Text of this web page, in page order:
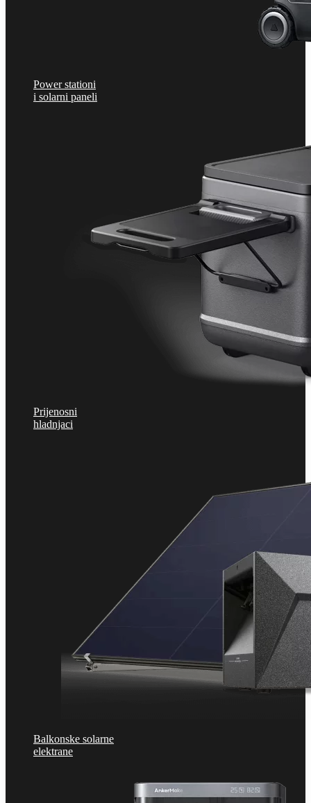
Power stationi
i solarni paneli
Prijenosni
hladnjaci
Balkonske solarne
elektrane